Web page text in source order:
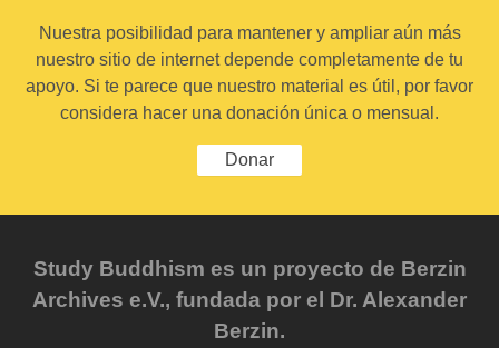
Nuestra posibilidad para mantener y ampliar aún más
nuestro sitio de internet depende completamente de tu
apoyo. Si te parece que nuestro material es útil, por favor
considera hacer una donación única o mensual.
Donar
Study Buddhism es un proyecto de Berzin
Archives e.V., fundada por el Dr. Alexander
Berzin.